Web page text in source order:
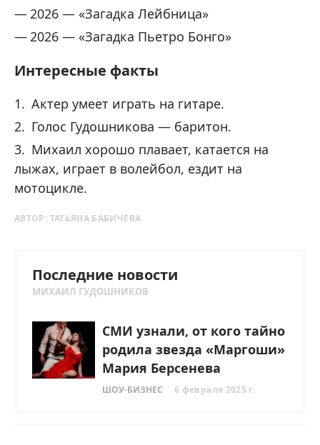
2026 — «Загадка Лейбница»
2026 — «Загадка Пьетро Бонго»
Интересные факты
Актер умеет играть на гитаре.
Голос Гудошникова — баритон.
Михаил хорошо плавает, катается на
лыжах, играет в волейбол, ездит на
мотоцикле.
АВТОР: ТАТЬЯНА БАБИЧЕВА
Последние новости
МИХАИЛ ГУДОШНИКОВ
СМИ узнали, от кого тайно
родила звезда «Маргоши»
Мария Берсенева
ШОУ-БИЗНЕС 6 февраля 2025 г.